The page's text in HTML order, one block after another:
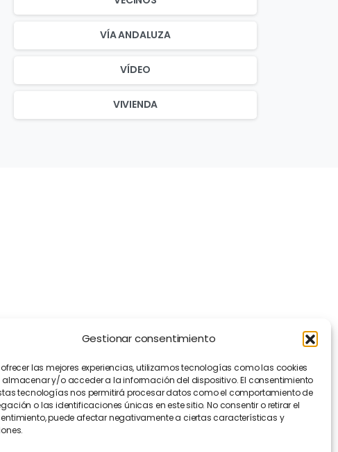
Gestionar consentimiento
las mejores experiencias, utilizamos tecnologías como las cookies
y/o acceder a la información del dispositivo. El consentimiento
tecnologías nos permitirá procesar datos como el comportamiento de
o las identificaciones únicas en este sitio. No consentir o retirar el
puede afectar negativamente a ciertas características y
VÍA ANDALUZA
VÍDEO
VIVIENDA
Manifiesto EFA[EN]